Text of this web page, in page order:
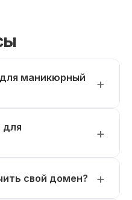
маникюрный
для
свой домен?